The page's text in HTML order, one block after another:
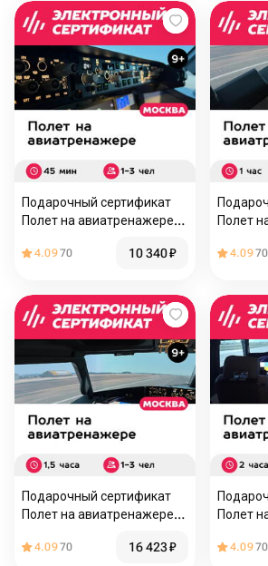
Подарочный сертификат
Полет на авиатренажере
45 мин., 1-3 чел., выходные
4.0970 10 340₽
Полет
1 час,
4.0970
Подарочный сертификат
Полет на авиатренажере
1,5 часа, 1-3 чел, выходные
4.0970 16 423₽
Полет
2 часа,
4.0970